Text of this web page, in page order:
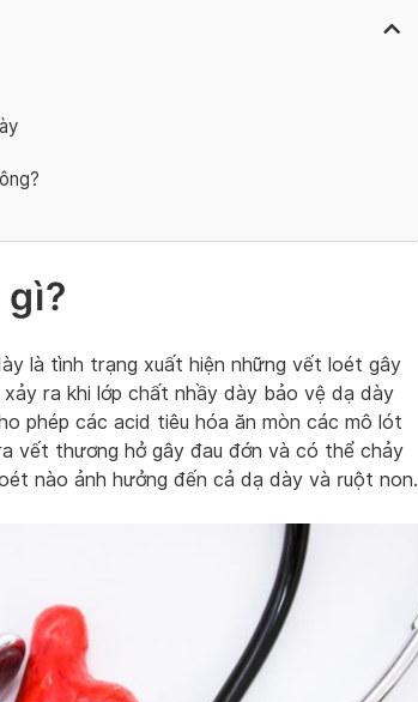
là tình trạng xuất hiện những vết loét gây
ra khi lớp chất nhầy dày bảo vệ dạ dày
phép các acid tiêu hóa ăn mòn các mô lót
vết thương hở gây đau đớn và có thể chảy
nào ảnh hưởng đến cả dạ dày và ruột non.